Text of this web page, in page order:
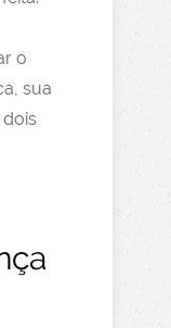
o
sua